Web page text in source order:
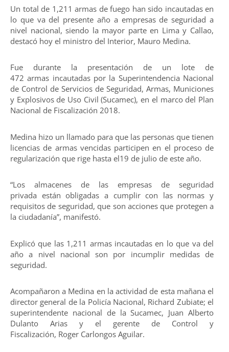
Un total de 1,211 armas de fuego han sido incautadas en
lo que va del presente año a empresas de seguridad a
nivel nacional, siendo la mayor parte en Lima y Callao,
destacó hoy el ministro del Interior, Mauro Medina.
Fue durante la presentación de un lote de
472 armas incautadas por la Superintendencia Nacional
de Control de Servicios de Seguridad, Armas, Municiones
y Explosivos de Uso Civil (Sucamec), en el marco del Plan
Nacional de Fiscalización 2018.
Medina hizo un llamado para que las personas que tienen
licencias de armas vencidas participen en el proceso de
regularización que rige hasta el19 de julio de este año.
“Los almacenes de las empresas de seguridad
privada están obligadas a cumplir con las normas y
requisitos de seguridad, que son acciones que protegen a
la ciudadanía”, manifestó.
Explicó que las 1,211 armas incautadas en lo que va del
año a nivel nacional son por incumplir medidas de
seguridad.
Acompañaron a Medina en la actividad de esta mañana el
director general de la Policía Nacional, Richard Zubiate; el
superintendente nacional de la Sucamec, Juan Alberto
Dulanto Arias y el gerente de Control y
Fiscalización, Roger Carlongos Aguilar.